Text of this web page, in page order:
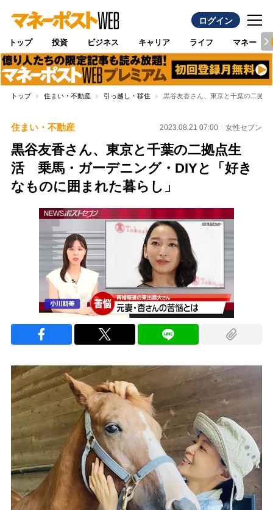
ログイン
トップ 投資 ビジネス キャリア ライフ マネー
トップ 住まい・不動産 引っ越し・移住 黒谷友香さん、東京と千葉の二拠
住まい・不動産 2023.08.21 07:00 女性セブン
黒谷友香さん、東京と千葉の二拠点生
活 乗馬・ガーデニング・DIYと「好き
なものに囲まれた暮らし」